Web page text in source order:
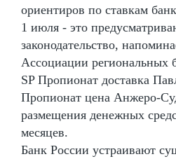
ориентиров по ставкам
1 июля - это
законодательство,
Ассоциации региональных
SP Пропионат доставка
Пропионат цена Анжеро-
размещения денежных
месяцев.
Банк России устраивают